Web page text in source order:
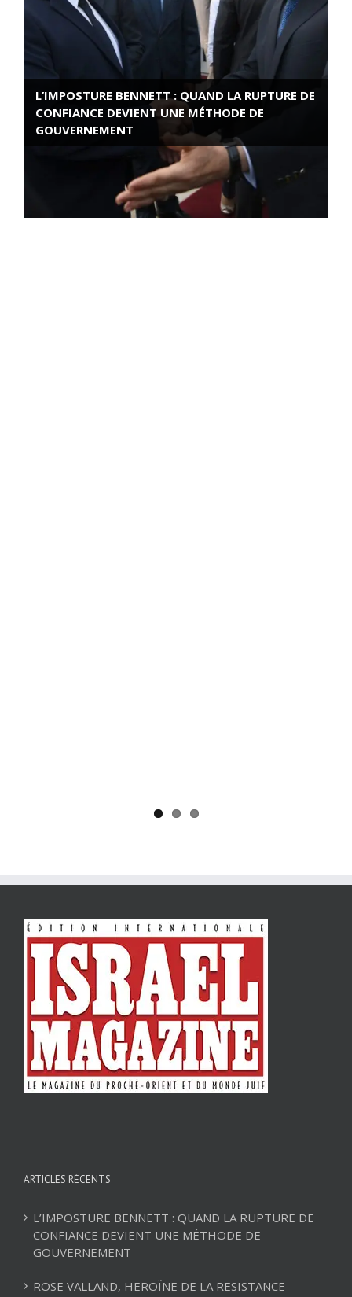
L’IMPOSTURE BENNETT : QUAND LA RUPTURE DE
CONFIANCE DEVIENT UNE MÉTHODE DE
GOUVERNEMENT
ROSE VALLAND, HEROÏNE DE LA RESISTANCE
ARTICLES RÉCENTS
L’IMPOSTURE BENNETT : QUAND LA RUPTURE DE
CONFIANCE DEVIENT UNE MÉTHODE DE
GOUVERNEMENT
ROSE VALLAND, HEROÏNE DE LA RESISTANCE